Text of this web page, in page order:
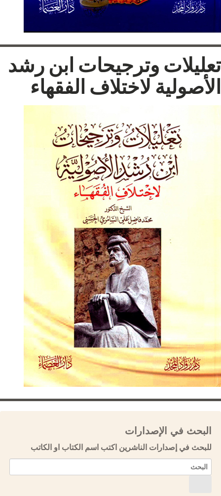
تعليلات وترجيحات ابن رشد
الأصولية لاختلاف الفقهاء
البحث في الإصدارات
للبحث في إصدارات الناشرين اكتب اسم الكتاب او الكاتب